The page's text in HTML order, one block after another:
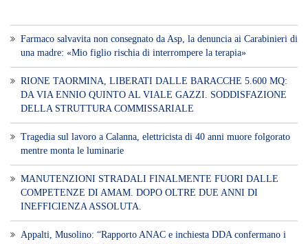
Farmaco salvavita non consegnato da Asp, la denuncia ai Carabinieri di
una madre: «Mio figlio rischia di interrompere la terapia»
RIONE TAORMINA, LIBERATI DALLE BARACCHE 5.600 MQ:
DA VIA ENNIO QUINTO AL VIALE GAZZI. SODDISFAZIONE
DELLA STRUTTURA COMMISSARIALE
Tragedia sul lavoro a Calanna, elettricista di 40 anni muore folgorato
mentre monta le luminarie
MANUTENZIONI STRADALI FINALMENTE FUORI DALLE
COMPETENZE DI AMAM. DOPO OLTRE DUE ANNI DI
INEFFICIENZA ASSOLUTA.
​Appalti, Musolino: “Rapporto ANAC e inchiesta DDA confermano i